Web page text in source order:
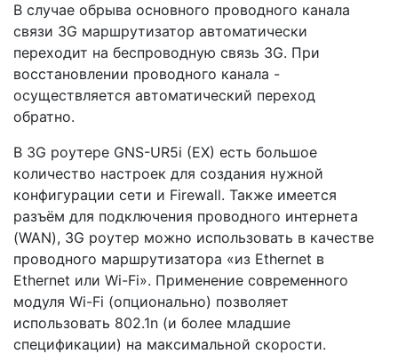
В случае обрыва основного проводного канала
связи 3G маршрутизатор автоматически
переходит на беспроводную связь 3G. При
восстановлении проводного канала -
осуществляется автоматический переход
обратно.
В 3G роутере GNS-UR5i (EX) есть большое
количество настроек для создания нужной
конфигурации сети и Firewall. Также имеется
разъём для подключения проводного интернета
(WAN), 3G роутер можно использовать в качестве
проводного маршрутизатора «из Ethernet в
Ethernet или Wi-Fi». Применение современного
модуля Wi-Fi (опционально) позволяет
использовать 802.1n (и более младшие
спецификации) на максимальной скорости.